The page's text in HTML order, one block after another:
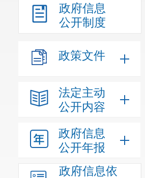
政府信息
公开制度
政策文件
法定主动
公开内容
政府信息
公开年报
政府信息依